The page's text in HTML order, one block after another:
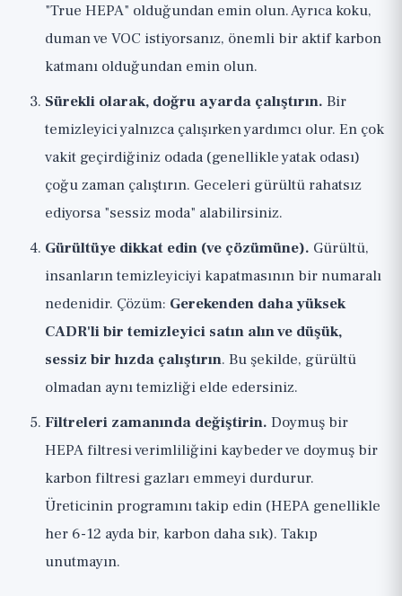
"True HEPA" olduğundan emin olun. Ayrıca koku,
duman ve VOC istiyorsanız, önemli bir aktif karbon
katmanı olduğundan emin olun.
Sürekli olarak, doğru ayarda çalıştırın. Bir
temizleyici yalnızca çalışırken yardımcı olur. En çok
vakit geçirdiğiniz odada (genellikle yatak odası)
çoğu zaman çalıştırın. Geceleri gürültü rahatsız
ediyorsa "sessiz moda" alabilirsiniz.
Gürültüye dikkat edin (ve çözümüne). Gürültü,
insanların temizleyiciyi kapatmasının bir numaralı
nedenidir. Çözüm: Gerekenden daha yüksek
CADR'li bir temizleyici satın alın ve düşük,
sessiz bir hızda çalıştırın. Bu şekilde, gürültü
olmadan aynı temizliği elde edersiniz.
Filtreleri zamanında değiştirin. Doymuş bir
HEPA filtresi verimliliğini kaybeder ve doymuş bir
karbon filtresi gazları emmeyi durdurur.
Üreticinin programını takip edin (HEPA genellikle
her 6-12 ayda bir, karbon daha sık). Takıp
unutmayın.